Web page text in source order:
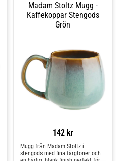
Madam Stoltz Mugg -
Kaffekoppar Stengods
Grön
142 kr
Mugg från Madam Stoltz i
stengods med fina färgtoner och